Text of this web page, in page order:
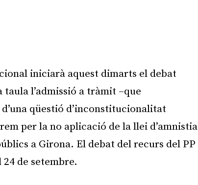
iniciarà aquest dimarts el debat
taula l’admissió a tràmit –que
qüestió d’inconstitucionalitat
per la no aplicació de la llei d’amnistia
a Girona. El debat del recurs del PP
de setembre.